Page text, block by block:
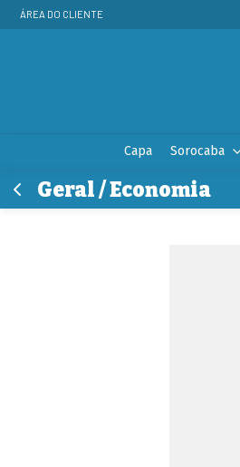
ÁREA DO CLIENTE
Capa Sorocaba
Geral / Economia